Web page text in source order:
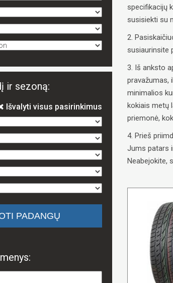
ir sezoną:
Išvalyti visus pasirinkimus
specifikacijų
susisiekti su
2.
susiaurinsite
3. Iš anksto
pravažumas,
minimalios
kokiais metų
priemonė,
4. Prieš
Jums patars
Neabejokite,